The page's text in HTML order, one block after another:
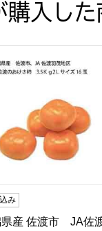
購入した
月15日〜11月
サイズ18玉)【
佐渡・羽茂の
県産 佐渡市 JA佐
み
県産 佐渡市 JA佐